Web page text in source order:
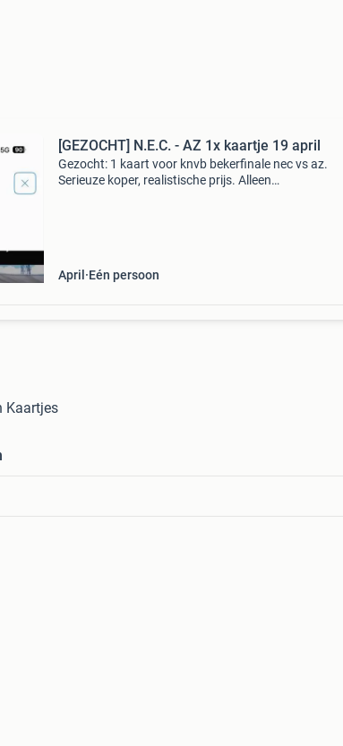
[GEZOCHT] N.E.C. - AZ 1x kaartje 19 april
Gezocht: 1 kaart voor knvb bekerfinale nec vs az.
Serieuze koper, realistische prijs. Alleen
April Eén persoon
Kaartjes